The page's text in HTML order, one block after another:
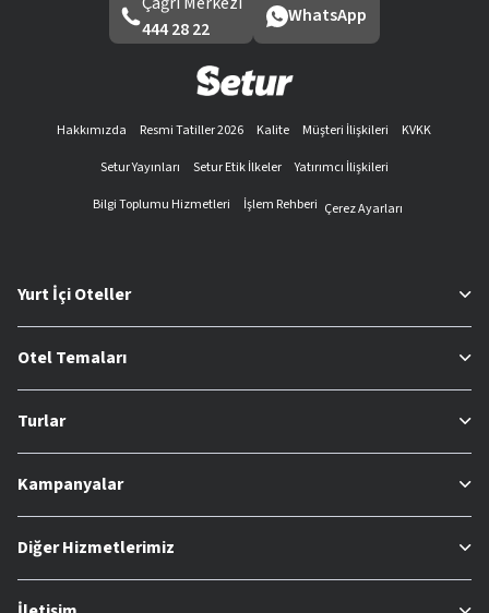
444 28 22
WhatsApp
Hakkımızda Resmi Tatiller 2026 Kalite Müşteri İlişkileri
KVKK
Setur Yayınları
Setur Etik İlkeler
Yatırımcı İlişkileri
Bilgi Toplumu Hizmetleri
İşlem Rehberi Çerez Ayarları
Yurt İçi Oteller
Otel Temaları
Turlar
Kampanyalar
Diğer Hizmetlerimiz